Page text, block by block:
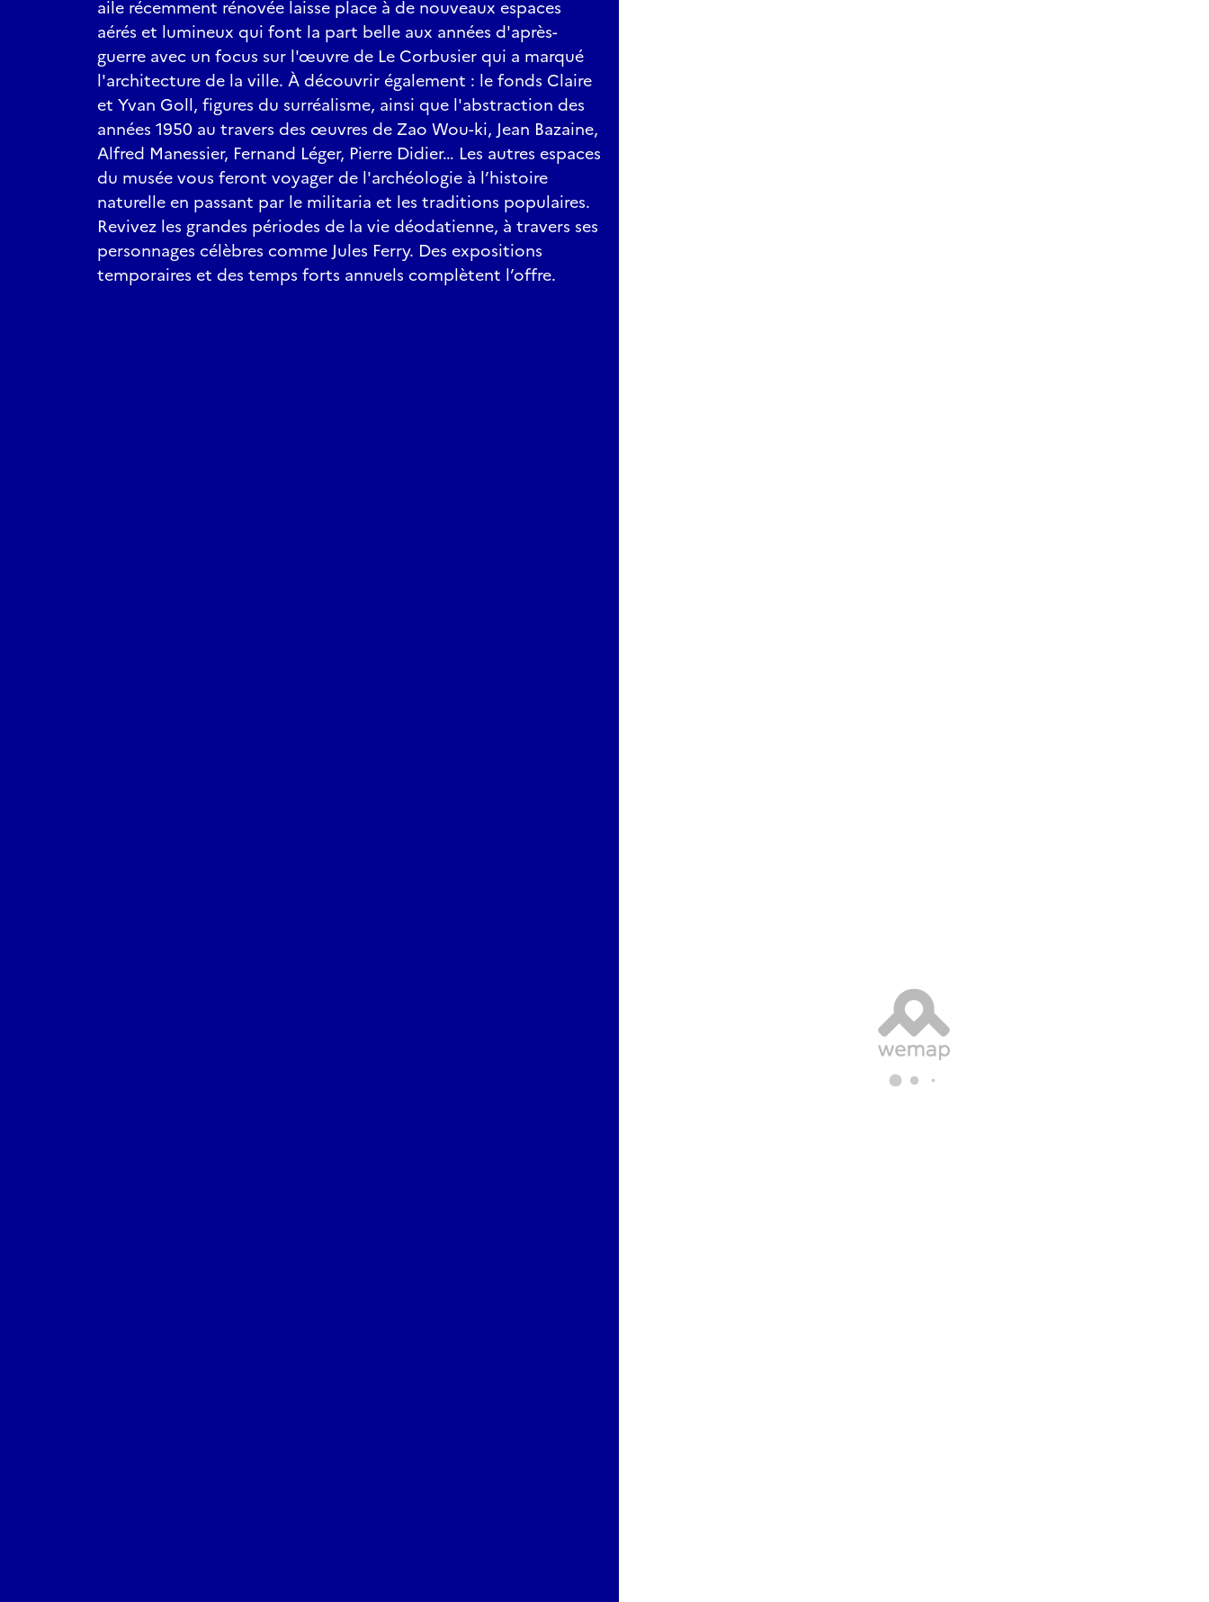
aile récemment rénovée laisse place à de nouveaux espaces
aérés et lumineux qui font la part belle aux années d'après-
guerre avec un focus sur l'œuvre de Le Corbusier qui a marqué
l'architecture de la ville. À découvrir également : le fonds Claire
et Yvan Goll, figures du surréalisme, ainsi que l'abstraction des
années 1950 au travers des œuvres de Zao Wou-ki, Jean Bazaine,
Alfred Manessier, Fernand Léger, Pierre Didier… Les autres espaces
du musée vous feront voyager de l'archéologie à l’histoire
naturelle en passant par le militaria et les traditions populaires.
Revivez les grandes périodes de la vie déodatienne, à travers ses
personnages célèbres comme Jules Ferry. Des expositions
temporaires et des temps forts annuels complètent l’offre.